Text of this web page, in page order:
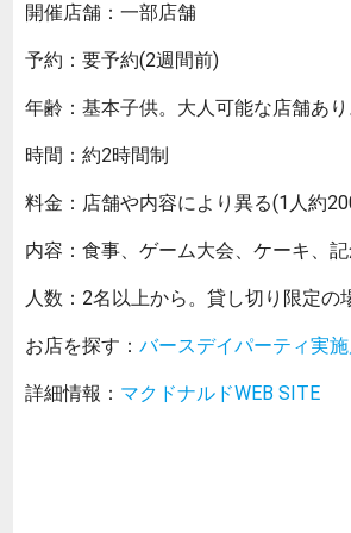
開催店舗：一部店舗
予約：要予約(2週間前)
年齢：基本子供。大人可能な店舗あり
時間：約2時間制
料金：店舗や内容により異る(1人約
内容：食事、ゲーム大会、ケーキ、
人数：2名以上から。貸し切り限定の
お店を探す： バースデイパーティ実
詳細情報： マクドナルドWEB SITE